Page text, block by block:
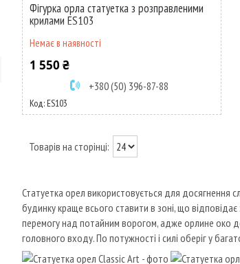
Фігурка орла статуетка з розправленими
крилами ES103
Немає в наявності
1 550 ₴
+380 (50) 396-87-88
ES103
Статуетка орел використовується для досягнення
будинку краще всього ставити в зоні, що
перемогу над потайним ворогом, адже орлине око
головного входу. По потужності і силі оберіг у